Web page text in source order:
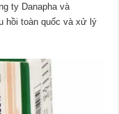
ty Danapha và
hồi toàn quốc và xử lý